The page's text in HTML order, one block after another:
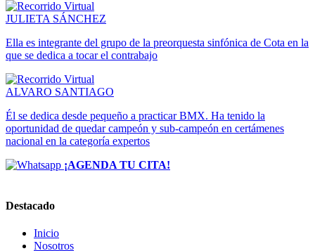
JULIETA SÁNCHEZ
Ella es integrante del grupo de la preorquesta sinfónica de Cota en la
que se dedica a tocar el contrabajo
ALVARO SANTIAGO
Él se dedica desde pequeño a practicar BMX. Ha tenido la
oportunidad de quedar campeón y sub-campeón en certámenes
nacional en la categoría expertos
¡AGENDA TU CITA!
Destacado
Inicio
Nosotros